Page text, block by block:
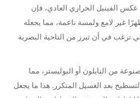
الفينيل الحراري العادي، فإن
غير لامع ولمسة ناعمة، مما يجعله
ترغب في أن تبرز من الناحية البصرية
من النايلون أو البوليستر، مما
بعد الغسيل المتكرر. هذا ما يجعل